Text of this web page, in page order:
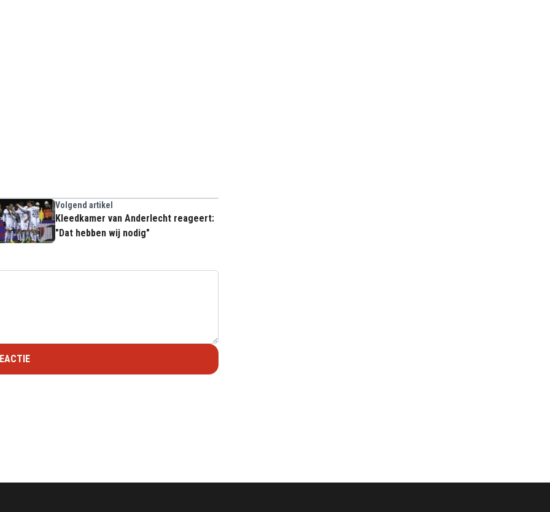
Volgend artikel
Kleedkamer van Anderlecht reageert:
"Dat hebben wij nodig"